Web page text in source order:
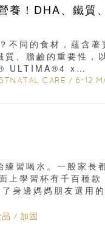
養！DHA、鐵質、
不同的食材，蘊含著
、膽鹼的重要性，以
ULTIMA®4 x
CARE / 6-12
習喝水。一般家長
上學習杯有千百種款
身邊媽媽朋友選用
/ 加固